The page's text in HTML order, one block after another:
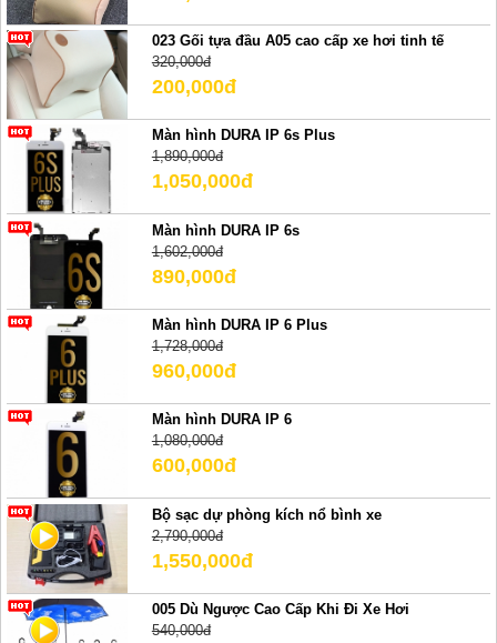
023 Gối tựa đầu A05 cao cấp xe hơi tinh tế
320,000đ
200,000đ
Màn hình DURA IP 6s Plus
1,890,000đ
1,050,000đ
Màn hình DURA IP 6s
1,602,000đ
890,000đ
Màn hình DURA IP 6 Plus
1,728,000đ
960,000đ
Màn hình DURA IP 6
1,080,000đ
600,000đ
Bộ sạc dự phòng kích nổ bình xe
2,790,000đ
1,550,000đ
005 Dù Ngược Cao Cấp Khi Đi Xe Hơi
540,000đ